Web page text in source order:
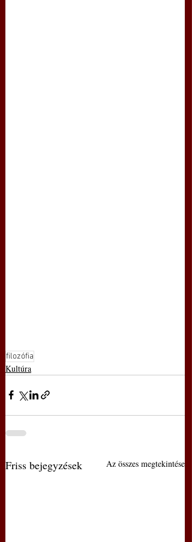
filozófia
Kultúra
Friss bejegyzések Az összes megtekintése